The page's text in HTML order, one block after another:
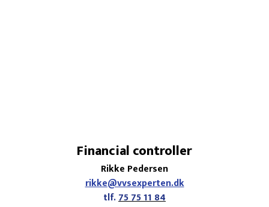
Financial controller
Rikke Pedersen
rikke@vvsexperten.dk
tlf.75 75 11 84